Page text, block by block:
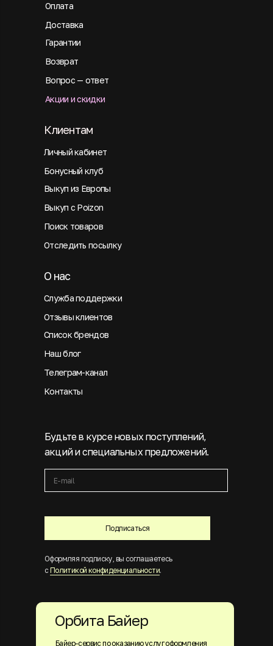
Оплата
Подписаться
Будьте в курсе новых поступлений,
акций и специальных предложений.
Оформляя подписку, вы соглашаетесь
с Политикой конфиденциальности.
Доставка
Гарантии
Возврат
Вопрос — ответ
Акции и скидки
Личный кабинет
Клиентам
Бонусный клуб
Выкуп из Европы
Выкуп с Poizon
Поиск товаров
Отследить посылку
Служба поддержки
О нас
Отзывы клиентов
Список брендов
Наш блог
Телеграм-канал
Контакты
Байер-сервис по оказанию услуг оформления
Орбита Байер